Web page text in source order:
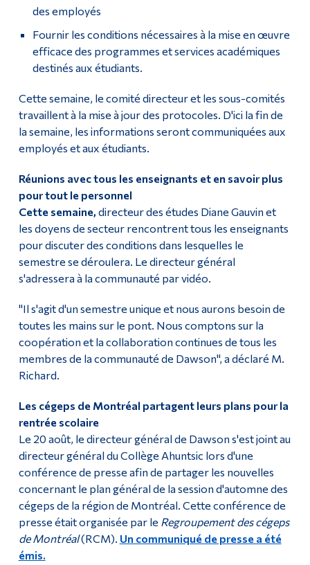
des employés
Fournir les conditions nécessaires à la mise en œuvre
efficace des programmes et services académiques
destinés aux étudiants.
Cette semaine, le comité directeur et les sous-comités
travaillent à la mise à jour des protocoles. D'ici la fin de
la semaine, les informations seront communiquées aux
employés et aux étudiants.
Réunions avec tous les enseignants et en savoir plus
pour tout le personnel
Cette semaine, directeur des études Diane Gauvin et
les doyens de secteur rencontrent tous les enseignants
pour discuter des conditions dans lesquelles le
semestre se déroulera. Le directeur général
s'adressera à la communauté par vidéo.
"Il s'agit d'un semestre unique et nous aurons besoin de
toutes les mains sur le pont. Nous comptons sur la
coopération et la collaboration continues de tous les
membres de la communauté de Dawson", a déclaré M.
Richard.
Les cégeps de Montréal partagent leurs plans pour la
rentrée scolaire
Le 20 août, le directeur général de Dawson s'est joint au
directeur général du Collège Ahuntsic lors d'une
conférence de presse afin de partager les nouvelles
concernant le plan général de la session d'automne des
cégeps de la région de Montréal. Cette conférence de
presse était organisée par le Regroupement des cégeps
de Montréal(RCM). Un communiqué de presse a été
émis.